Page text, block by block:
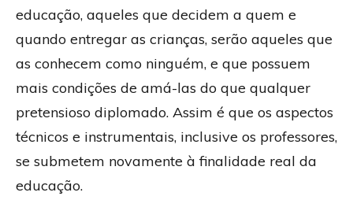
educação, aqueles que decidem a quem e
quando entregar as crianças, serão aqueles que
as conhecem como ninguém, e que possuem
mais condições de amá-las do que qualquer
pretensioso diplomado. Assim é que os aspectos
técnicos e instrumentais, inclusive os professores,
se submetem novamente à finalidade real da
educação.